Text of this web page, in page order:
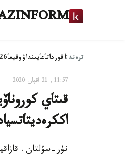
ترەند:اقورداتاعايىنداۋوقيعا
11:57, 21 اقپان 2020
قىتاي